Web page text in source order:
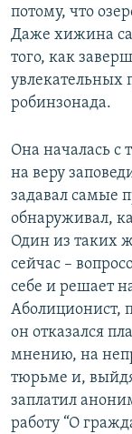
потому, что
Даже хижина
того, как
увлекательных
робинзонада.
Она началась с
на веру
задавал самые
обнаруживал,
Один из таких
сейчас –
себе и решает
Аболиционист,
он отказался
мнению, на
тюрьме и, выйдя
заплатил
работу “О